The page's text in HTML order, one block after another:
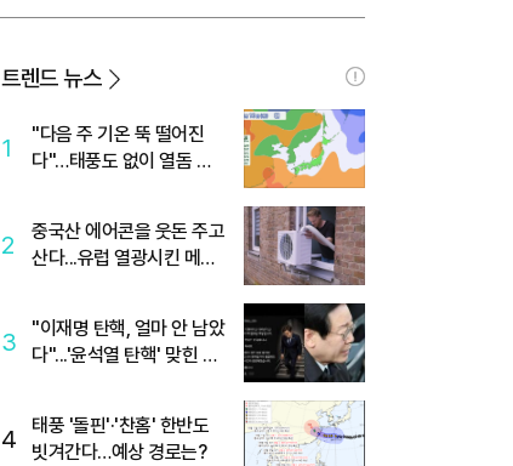
트
트
트렌드 뉴스
1
"다음 주 기온 뚝 떨어진
다"…태풍도 없이 열돔 박
2
중국산 에어콘을 웃돈 주고
산다...유럽 열광시킨 메이
3
"이재명 탄핵, 얼마 안 남았
다"...'윤석열 탄핵' 맞힌 무
4
태풍 '돌핀'·'찬홈' 한반도
빗겨간다…예상 경로는?